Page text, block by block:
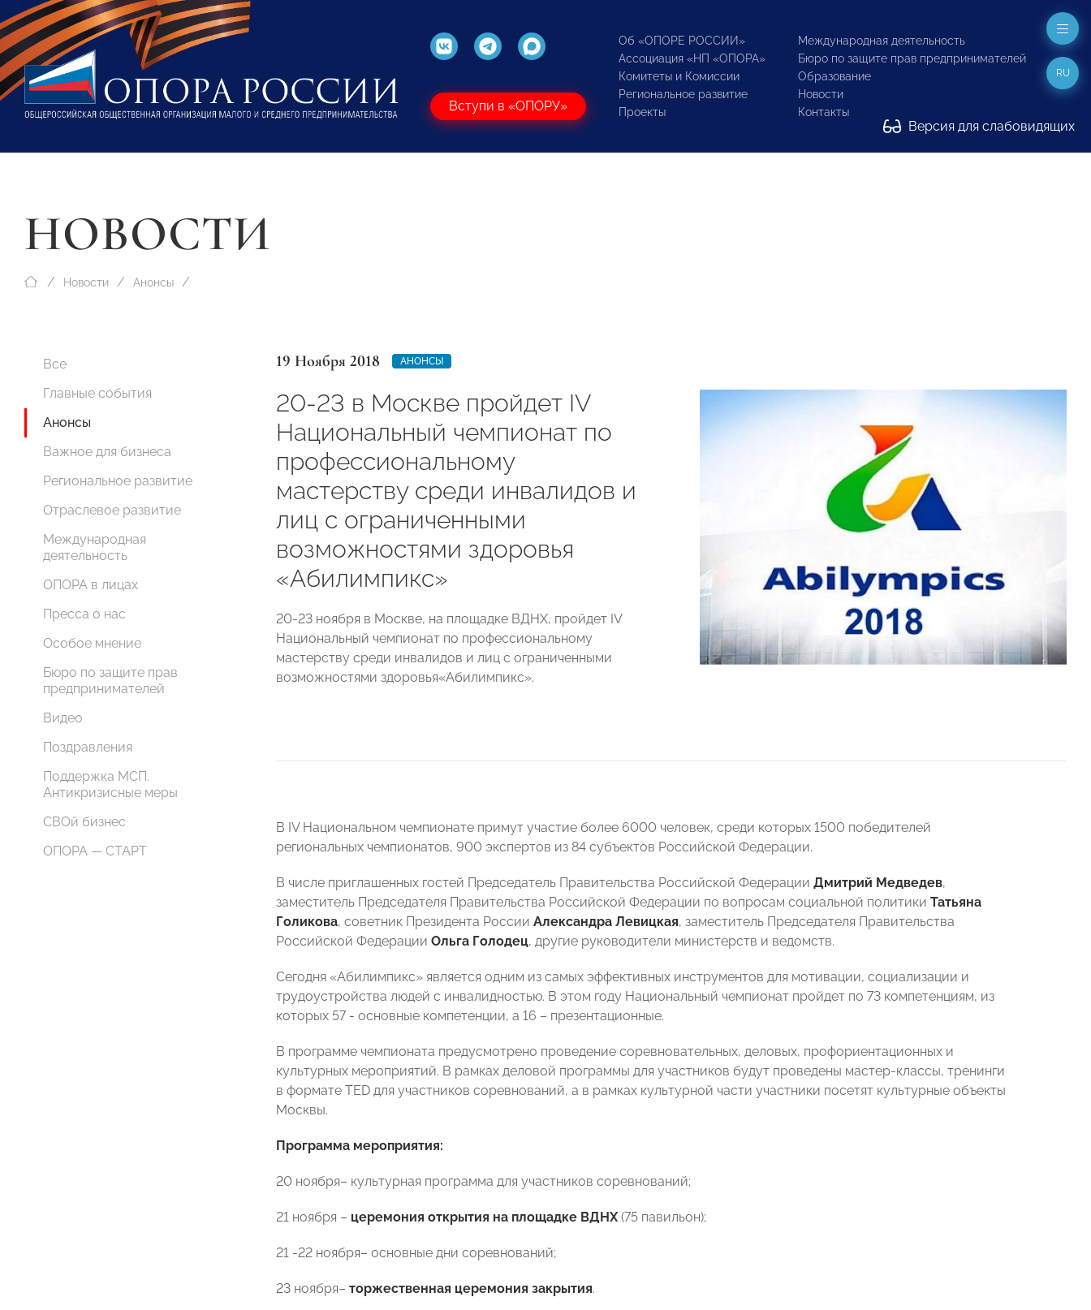
Вступи в «ОПОРУ»
Об «ОПОРЕ РОССИИ»
Ассоциация «НП «ОПОРА»
Комитеты и Комиссии
Региональное развитие
Проекты
Международная деятельность
Бюро по защите прав предпринимателей
Образование
Новости
Контакты
Версия для слабовидящих
RU
НОВОСТИ
Новости Анонсы
Все
Главные события
Анонсы
Важное для бизнеса
Региональное развитие
Отраслевое развитие
Международная
деятельность
ОПОРА в лицах
Пресса о нас
Особое мнение
Бюро по защите прав
предпринимателей
Видео
Поздравления
Поддержка МСП.
Антикризисные меры
СВОй бизнес
ОПОРА — СТАРТ
19 Ноября 2018 АНОНСЫ
20-23 в Москве пройдет IV
Национальный чемпионат по
профессиональному
мастерству среди инвалидов и
лиц с ограниченными
возможностями здоровья
«Абилимпикс»
20-23 ноября в Москве, на площадке ВДНХ, пройдет IV
Национальный чемпионат по профессиональному
мастерству среди инвалидов и лиц с ограниченными
возможностями здоровья«Абилимпикс».
В IV Национальном чемпионате примут участие более 6000 человек, среди которых 1500 победителей
региональных чемпионатов, 900 экспертов из 84 субъектов Российской Федерации.
В числе приглашенных гостей Председатель Правительства Российской Федерации Дмитрий Медведев,
заместитель Председателя Правительства Российской Федерации по вопросам социальной политики Татьяна
Голикова, советник Президента России Александра Левицкая, заместитель Председателя Правительства
Российской Федерации Ольга Голодец, другие руководители министерств и ведомств.
Сегодня «Абилимпикс» является одним из самых эффективных инструментов для мотивации, социализации и
трудоустройства людей с инвалидностью. В этом году Национальный чемпионат пройдет по 73 компетенциям, из
которых 57 - основные компетенции, а 16 – презентационные.
В программе чемпионата предусмотрено проведение соревновательных, деловых, профориентационных и
культурных мероприятий. В рамках деловой программы для участников будут проведены мастер-классы, тренинги
в формате TED для участников соревнований, а в рамках культурной части участники посетят культурные объекты
Москвы.
Программа мероприятия:
20 ноября– культурная программа для участников соревнований;
21 ноября – церемония открытия на площадке ВДНХ(75 павильон);
21 -22 ноября– основные дни соревнований;
23 ноября– торжественная церемония закрытия.